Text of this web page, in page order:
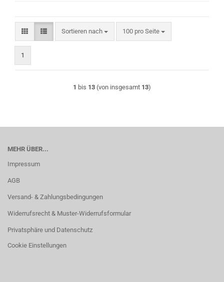
Sortieren nach
Sortieren nach 100 pro Seite
pro Seite
1
1 bis 13 (von insgesamt 13)
MEHR ÜBER...
Impressum
AGB
Versand- & Zahlungsbedingungen
Widerrufsrecht & Muster-Widerrufsformular
Privatsphäre und Datenschutz
Cookie Einstellungen